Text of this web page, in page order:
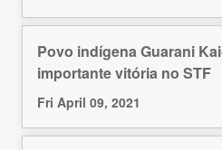
Povo indígena Guarani
importante vitória no STF
Fri April 09, 2021